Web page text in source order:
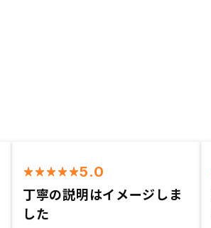
5.0
丁寧の説明はイメージしま
した